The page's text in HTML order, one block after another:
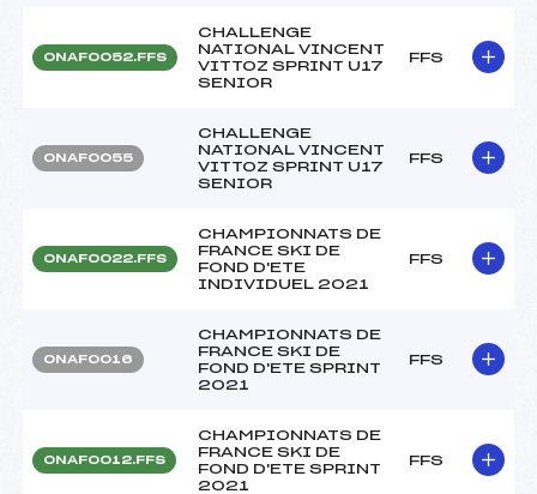
ONAF0052.FFS
CHALLENGE
NATIONAL VINCENT
VITTOZ SPRINT U17
SENIOR
FFS
ONAF0055
CHALLENGE
NATIONAL VINCENT
VITTOZ SPRINT U17
SENIOR
FFS
ONAF0022.FFS
CHAMPIONNATS DE
FRANCE SKI DE
FOND D'ETE
INDIVIDUEL 2021
FFS
ONAF0016
CHAMPIONNATS DE
FRANCE SKI DE
FOND D'ETE SPRINT
2021
FFS
ONAF0012.FFS
CHAMPIONNATS DE
FRANCE SKI DE
FOND D'ETE SPRINT
2021
FFS